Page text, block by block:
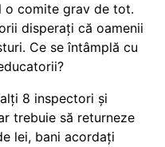
o comite grav de tot.
disperați că oamenii
Ce se întâmplă cu
8 inspectori și
trebuie să returneze
lei, bani acordați